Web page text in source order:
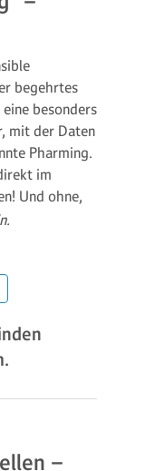
begehrtes
besonders
mit der Daten
Pharming.
im
Und ohne,
–